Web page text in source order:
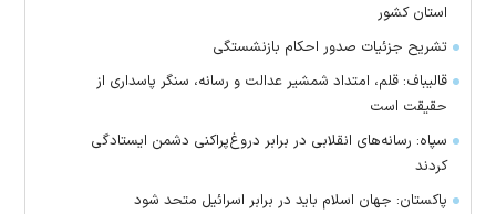
استان کشور
تشریح جزئیات صدور احکام بازنشستگی
قالیباف: قلم، امتداد شمشیر عدالت و رسانه، سنگر پاسداری از
حقیقت است
سپاه: رسانه‌های انقلابی در برابر دروغ‌پراکنی دشمن ایستادگی
کردند
پاکستان: جهان اسلام باید در برابر اسرائیل متحد شود